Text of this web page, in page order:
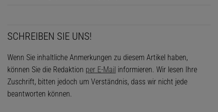
SCHREIBEN SIE UNS!
Wenn Sie inhaltliche Anmerkungen zu diesem Artikel haben,
können Sie die Redaktion per E-Mail informieren. Wir lesen Ihre
Zuschrift, bitten jedoch um Verständnis, dass wir nicht jede
beantworten können.